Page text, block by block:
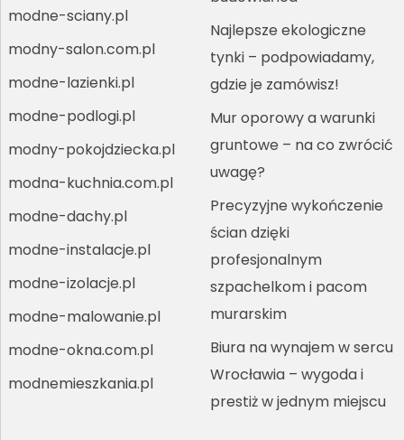
modne-sciany.pl
modny-salon.com.pl
modne-lazienki.pl
modne-podlogi.pl
modny-pokojdziecka.pl
modna-kuchnia.com.pl
modne-dachy.pl
modne-instalacje.pl
modne-izolacje.pl
modne-malowanie.pl
modne-okna.com.pl
modnemieszkania.pl
Najlepsze ekologiczne
tynki – podpowiadamy,
gdzie je zamówisz!
Mur oporowy a warunki
gruntowe – na co zwrócić
uwagę?
Precyzyjne wykończenie
ścian dzięki
profesjonalnym
szpachelkom i pacom
murarskim
Biura na wynajem w sercu
Wrocławia – wygoda i
prestiż w jednym miejscu